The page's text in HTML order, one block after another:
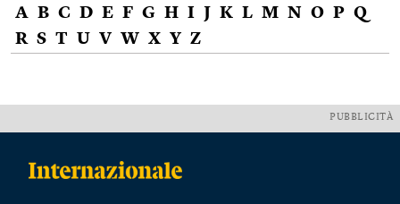
A B C D E F G H I J K L M N O P Q
R S T U V W X Y Z
PUBBLICITÀ